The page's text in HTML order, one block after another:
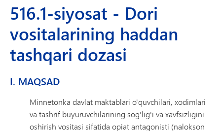
516.1-siyosat - Dori
vositalarining haddan
tashqari dozasi
I. MAQSAD
Minnetonka davlat maktablari o'quvchilari, xodimlari
va tashrif buyuruvchilarining sog'lig'i va xavfsizligini
oshirish vositasi sifatida opiat antagonisti (nalokson